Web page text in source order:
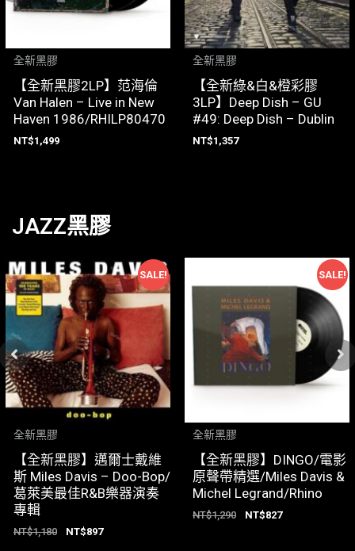
全新黑膠
【全新黑膠2LP】范海倫
Van Halen – Live in New
Haven 1986/RHILP80470
NT$1,499
全新黑膠
【全新綠&白&橙彩膠
3LP】Deep Dish – GU
#49: Deep Dish – Dublin
NT$1,357
JAZZ黑膠
SALE!
全新黑膠
【全新黑膠】邁爾士戴維
斯 Miles Davis – Doo-Bop/
葛萊美最佳R&B樂器演奏
專輯
NT$1,180 NT$897
SALE!
全新黑膠
【全新黑膠】DINGO/電影
原聲帶精選/Miles Davis &
Michel Legrand/Rhino
NT$1,290 NT$827